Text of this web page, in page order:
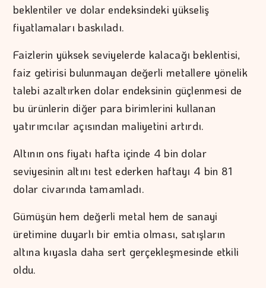
beklentiler ve dolar endeksindeki yükseliş
fiyatlamaları baskıladı.
Faizlerin yüksek seviyelerde kalacağı beklentisi,
faiz getirisi bulunmayan değerli metallere yönelik
talebi azaltırken dolar endeksinin güçlenmesi de
bu ürünlerin diğer para birimlerini kullanan
yatırımcılar açısından maliyetini artırdı.
Altının ons fiyatı hafta içinde 4 bin dolar
seviyesinin altını test ederken haftayı 4 bin 81
dolar civarında tamamladı.
Gümüşün hem değerli metal hem de sanayi
üretimine duyarlı bir emtia olması, satışların
altına kıyasla daha sert gerçekleşmesinde etkili
oldu.